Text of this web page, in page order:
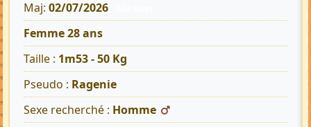
Maj: 02/07/2026
Femme 28 ans
Taille : 1m53 - 50 Kg
Pseudo : Ragenie
Sexe recherché : Homme